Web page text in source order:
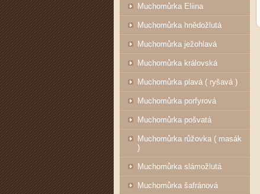
Muchomůrka Eliina
Muchomůrka hnědožlutá
Muchomůrka ježohlavá
Muchomůrka královská
Muchomůrka plavá ( ryšavá )
Muchomůrka porfyrová
Muchomůrka pošvatá
Muchomůrka růžovka ( masák
)
Muchomůrka slámožlutá
Muchomůrka šafránová